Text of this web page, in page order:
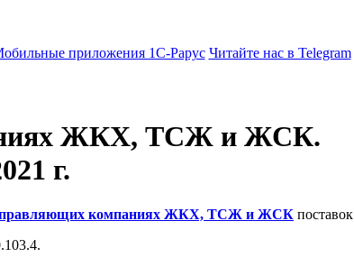
приложения 1С-Рарус Читайте нас в Telegram
ЖКХ, ТСЖ и ЖСК.
г.
компаниях ЖКХ, ТСЖ и ЖСК поставок